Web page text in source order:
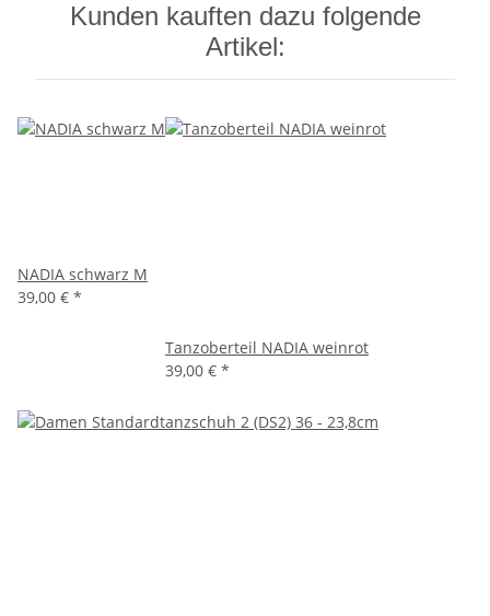
Kunden kauften dazu folgende
Artikel:
NADIA schwarz M
39,00 € *
Tanzoberteil NADIA weinrot
39,00 € *